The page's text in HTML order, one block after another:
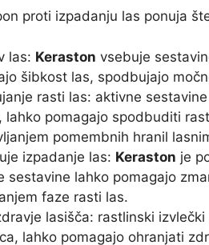
proti izpadanju las ponuja
las: Keraston vsebuje
šibkost las, spodbujajo
rasti las: aktivne sestavine
lahko pomagajo spodbuditi
pomembnih hranil
izpadanje las: Keraston je
sestavine lahko pomagajo
faze rasti las.
lasišča: rastlinski izvlečki
lahko pomagajo ohranjati